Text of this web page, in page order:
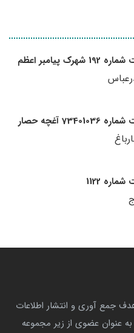
پیامبر اعظم
آغچه حصار
1122
ایران از سال 1394 با هدف جمع آوری و انتشار اطلاعات
عنوان عضوی از زیر مجموعه